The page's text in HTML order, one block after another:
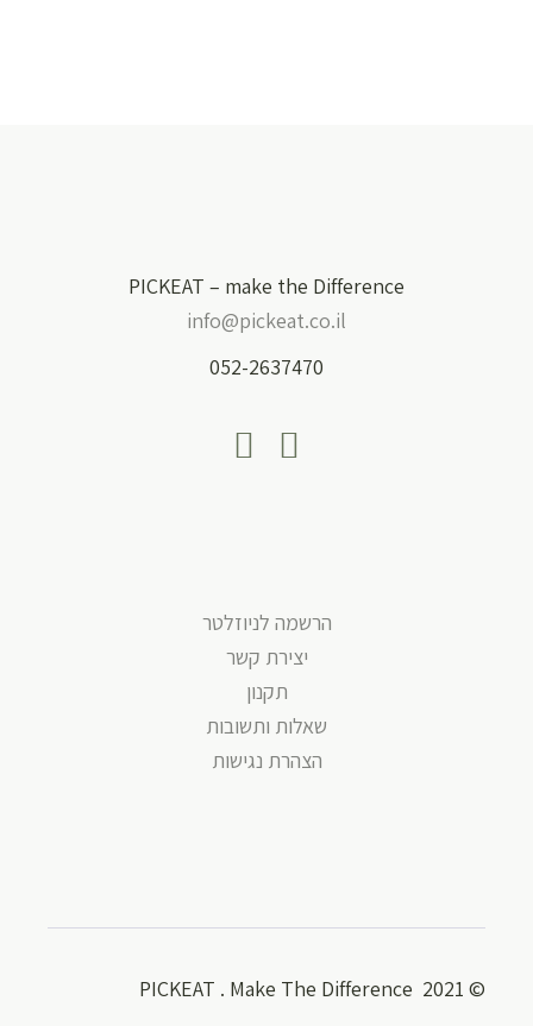
PICKEAT – make the Difference
info@pickeat.co.il
052-2637470
הרשמה לניוזלטר
יצירת קשר
תקנון
שאלות ותשובות
הצהרת נגישות
© 2021 PICKEAT . Make The Difference